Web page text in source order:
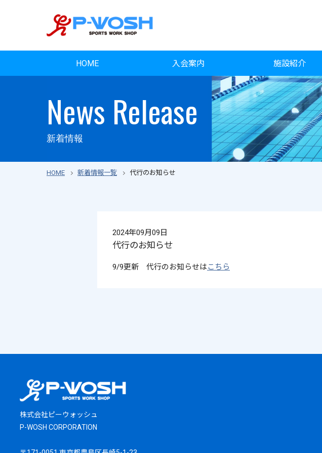
HOME 入会案内 施設紹介
News Release
新着情報
HOME 新着情報一覧 代行のお知らせ
2024年09月09日
代行のお知らせ
9/9更新 代行のお知らせはこちら
株式会社ピーウォッシュ
P-WOSH CORPORATION